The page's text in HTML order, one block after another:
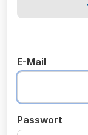
E-Mail
Passwort